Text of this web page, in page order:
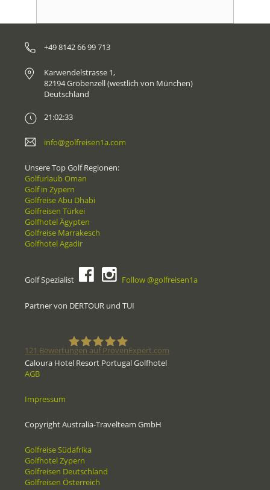
+49 8142 66 99 713
Karwendelstrasse 1,
82194 Gröbenzell (westlich von München)
Deutschland
21:02:33
info@golfreisen1a.com
Unsere Top Golf Regionen:
Golfurlaub Oman
Golf in Zypern
Golfreise Abu Dhabi
Golfreisen Türkei
Golfhotel Ägypten
Golfreise Marrakesch
Golfhotel Agadir
Golf Spezialist Follow @golfreisen1a
Partner von DERTOUR und TUI
121 Bewertungen auf ProvenExpert.com
Caloura Hotel Resort Portugal Golfhotel
AGB
Impressum
Copyright Australia-Travelteam GmbH
Golfreise Südafrika
Golfhotel Zypern
Golfreisen Deutschland
Golfreisen Österreich